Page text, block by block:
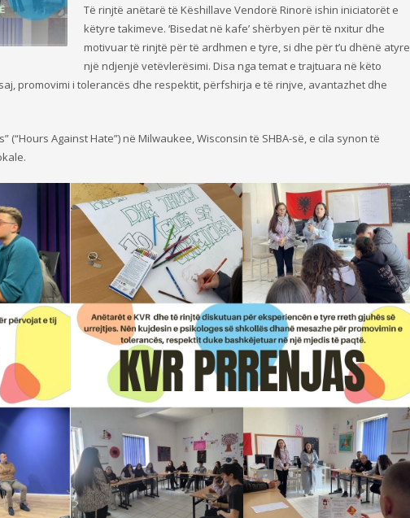
Të rinjtë anëtarë të Këshillave Vendorë Rinorë ishin iniciatorët e
këtyre takimeve. ‘Bisedat në kafe’ shërbyen për të nxitur dhe
motivuar të rinjtë për të ardhmen e tyre, si dhe për t’u dhënë atyre
një ndjenjë vetëvlerësimi. Disa nga temat e trajtuara në këto
promovimi i tolerancës dhe respektit, përfshirja e të rinjve, avantazhet dhe
Against Hate”) në Milwaukee, Wisconsin të SHBA-së, e cila synon të